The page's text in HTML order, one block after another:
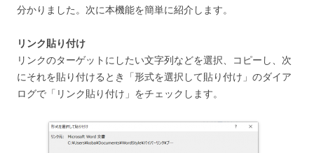
分かりました。次に本機能を簡単に紹介します。
リンク貼り付け
リンクのターゲットにしたい文字列などを選択、コピーし、次
にそれを貼り付けるとき「形式を選択して貼り付け」のダイア
ログで「リンク貼り付け」をチェックします。